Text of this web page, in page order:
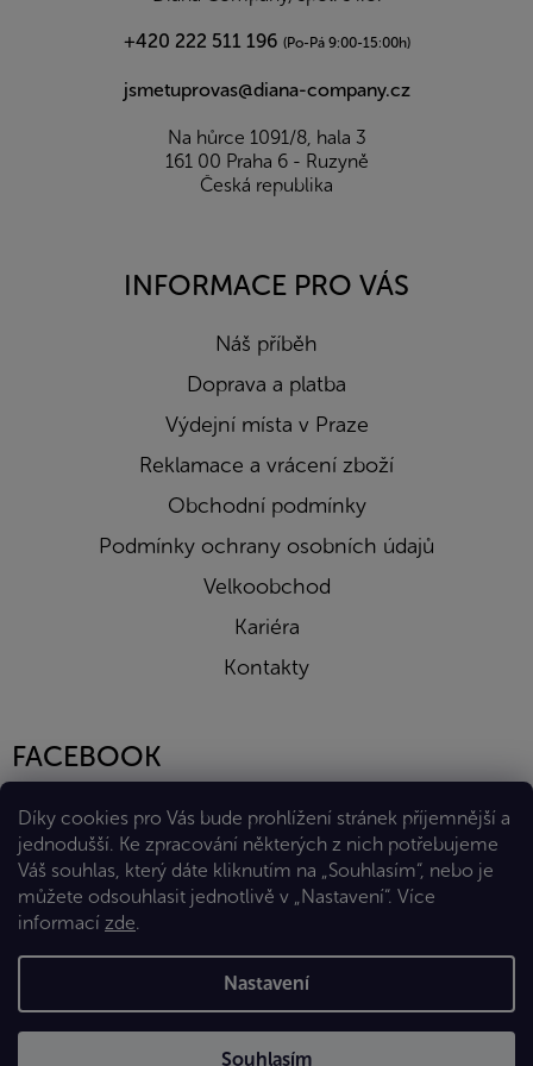
Díky cookies pro Vás bude prohlížení stránek příjemnější a
jednodušší. Ke zpracování některých z nich potřebujeme
Váš souhlas, který dáte kliknutím na „Souhlasím“, nebo je
můžete odsouhlasit jednotlivě v „Nastavení“. Více
informací zde.
Nastavení
Souhlasím
+420 222 511 196 (Po-Pá 9:00-15:00h)
jsmetuprovas@diana-company.cz
Na hůrce 1091/8, hala 3
161 00 Praha 6 - Ruzyně
Česká republika
INFORMACE PRO VÁS
Náš příběh
Doprava a platba
Výdejní místa v Praze
Reklamace a vrácení zboží
Obchodní podmínky
Podmínky ochrany osobních údajů
Velkoobchod
Kariéra
Kontakty
FACEBOOK
Vytvořil Shoptet Premium
Copyright 2026Eshop Diana Company, spol. s r.o.. Všechna
práva vyhrazena.